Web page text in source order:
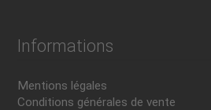
Informations
Mentions légales
Conditions générales de vente